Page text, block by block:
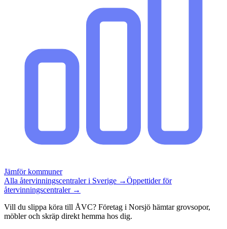
Jämför kommuner
Alla återvinningscentraler i Sverige →Öppettider för
återvinningscentraler →
Vill du slippa köra till ÅVC? Företag i Norsjö hämtar grovsopor,
möbler och skräp direkt hemma hos dig.